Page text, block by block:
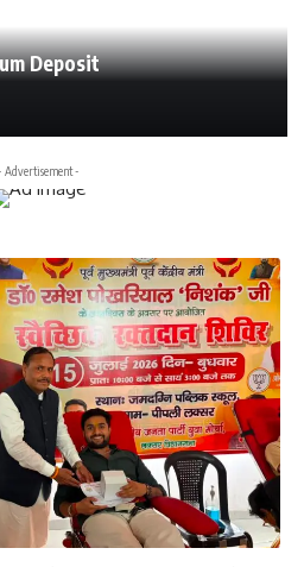
Deposit
Advertisement -